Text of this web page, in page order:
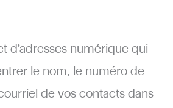
d’adresses numérique qui
le nom, le numéro de
de vos contacts dans